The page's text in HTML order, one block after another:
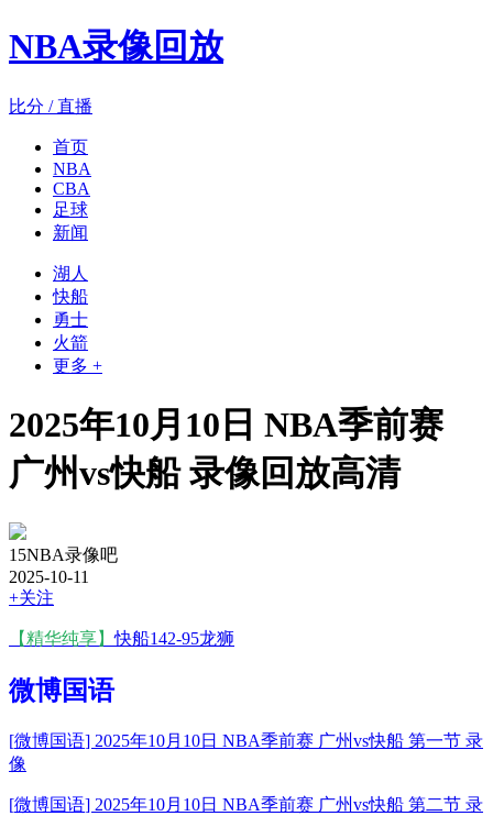
NBA录像回放
比分 / 直播
首页
NBA
CBA
足球
新闻
湖人
快船
勇士
火箭
更多 +
2025年10月10日 NBA季前赛
广州vs快船 录像回放高清
15NBA录像吧
2025-10-11
+关注
【精华纯享】快船142-95龙狮
微博国语
[微博国语] 2025年10月10日 NBA季前赛 广州vs快船 第一节 录
像
[微博国语] 2025年10月10日 NBA季前赛 广州vs快船 第二节 录